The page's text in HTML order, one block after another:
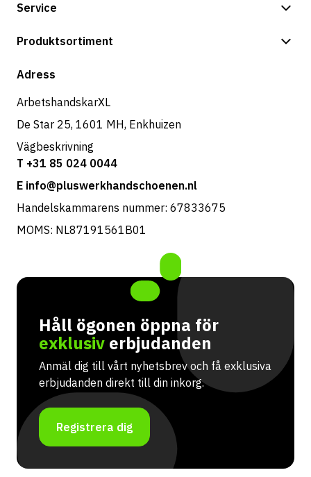
Service
Betalningsalternativ
Produktsortiment
Butik
Adress
ArbetshandskarXL
De Star 25, 1601 MH, Enkhuizen
Vägbeskrivning
T +31 85 024 0044
E info@pluswerkhandschoenen.nl
Handelskammarens nummer: 67833675
MOMS: NL87191561B01
Håll ögonen öppna för
exklusiv erbjudanden
Anmäl dig till vårt nyhetsbrev och få exklusiva
erbjudanden direkt till din inkorg.
Registrera dig